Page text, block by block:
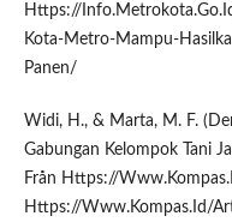
Https://
Kota-Metro-Mampu-
Panen/
Widi, H., & Marta, M. F.
Gabungan Kelompok Tani
Från Https://
Https://Www.Kompas.Id/